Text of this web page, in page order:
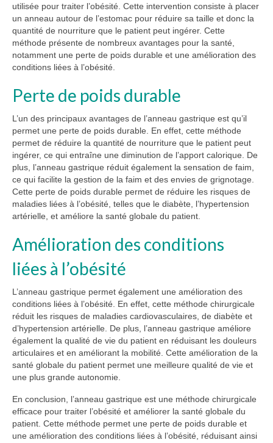
utilisée pour traiter l’obésité. Cette intervention consiste à placer
un anneau autour de l’estomac pour réduire sa taille et donc la
quantité de nourriture que le patient peut ingérer. Cette
méthode présente de nombreux avantages pour la santé,
notamment une perte de poids durable et une amélioration des
conditions liées à l’obésité.
Perte de poids durable
L’un des principaux avantages de l’anneau gastrique est qu’il
permet une perte de poids durable. En effet, cette méthode
permet de réduire la quantité de nourriture que le patient peut
ingérer, ce qui entraîne une diminution de l’apport calorique. De
plus, l’anneau gastrique réduit également la sensation de faim,
ce qui facilite la gestion de la faim et des envies de grignotage.
Cette perte de poids durable permet de réduire les risques de
maladies liées à l’obésité, telles que le diabète, l’hypertension
artérielle, et améliore la santé globale du patient.
Amélioration des conditions
liées à l’obésité
L’anneau gastrique permet également une amélioration des
conditions liées à l’obésité. En effet, cette méthode chirurgicale
réduit les risques de maladies cardiovasculaires, de diabète et
d’hypertension artérielle. De plus, l’anneau gastrique améliore
également la qualité de vie du patient en réduisant les douleurs
articulaires et en améliorant la mobilité. Cette amélioration de la
santé globale du patient permet une meilleure qualité de vie et
une plus grande autonomie.
En conclusion, l’anneau gastrique est une méthode chirurgicale
efficace pour traiter l’obésité et améliorer la santé globale du
patient. Cette méthode permet une perte de poids durable et
une amélioration des conditions liées à l’obésité, réduisant ainsi